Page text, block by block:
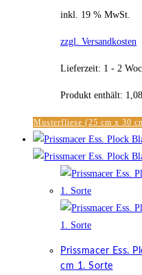
inkl. 19 % MwSt.
zzgl. Versandkosten
Lieferzeit: 1 - 2
Produkt enthält: 1,08
Musterfliese (25 cm x 30
Prissmacer Ess.
cm 1. Sorte